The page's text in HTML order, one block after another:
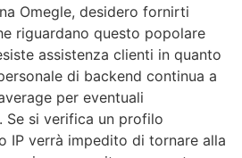
Omegle, desidero fornirti
riguardano questo popolare
assistenza clienti in quanto
di backend continua a
per eventuali
si verifica un profilo
IP verrà impedito di tornare alla